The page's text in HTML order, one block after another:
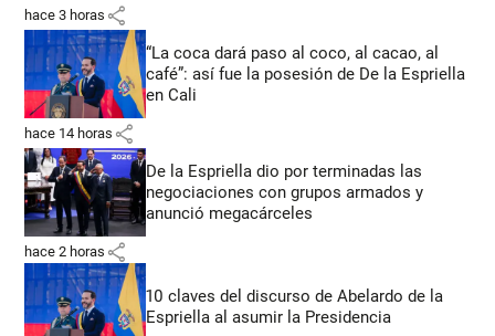
hace 3 horas share
“La coca dará paso al coco, al cacao, al
café”: así fue la posesión de De la Espriella
en Cali
hace 14 horas share
De la Espriella dio por terminadas las
negociaciones con grupos armados y
anunció megacárceles
hace 2 horas share
10 claves del discurso de Abelardo de la
Espriella al asumir la Presidencia